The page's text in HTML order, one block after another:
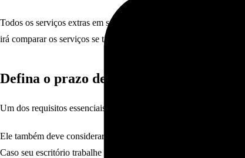
Todos os serviços extras em sua configuração inicial ou serviços
irá comparar os serviços se tiver várias propostas de empresas
Defina o prazo de entrega
Um dos requisitos essenciais de uma boa proposta de serviços
Ele também deve considerar o prazo que tem para enviar os
Caso seu escritório trabalhe com algum software de gestão fiscal